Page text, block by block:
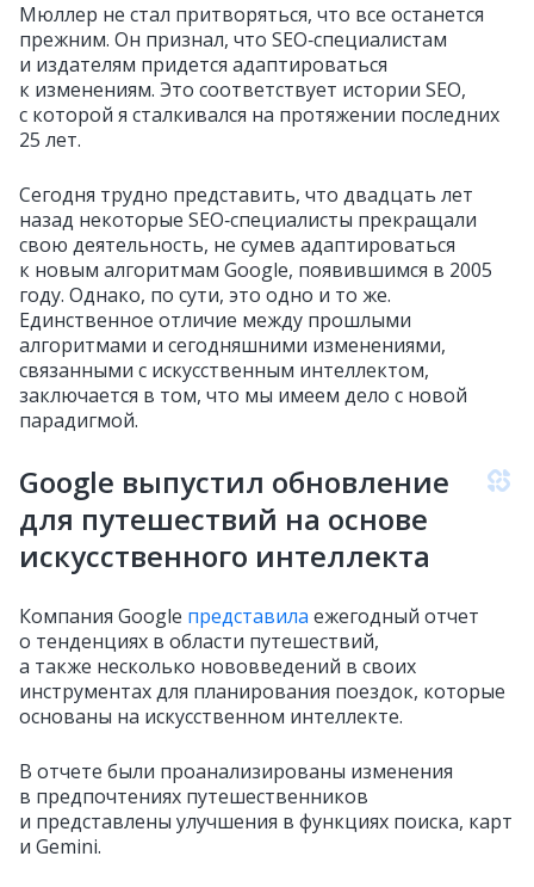
Мюллер не стал притворяться, что все останется
прежним. Он признал, что SEO‑специалистам
и издателям придется адаптироваться
к изменениям. Это соответствует истории SEO,
с которой я сталкивался на протяжении последних
25 лет.
Сегодня трудно представить, что двадцать лет
назад некоторые SEO‑специалисты прекращали
свою деятельность, не сумев адаптироваться
к новым алгоритмам Google, появившимся в 2005
году. Однако, по сути, это одно и то же.
Единственное отличие между прошлыми
алгоритмами и сегодняшними изменениями,
связанными с искусственным интеллектом,
заключается в том, что мы имеем дело с новой
парадигмой.
Google выпустил обновление
для путешествий на основе
искусственного интеллекта
Компания Google представила ежегодный отчет
о тенденциях в области путешествий,
а также несколько нововведений в своих
инструментах для планирования поездок, которые
основаны на искусственном интеллекте.
В отчете были проанализированы изменения
в предпочтениях путешественников
и представлены улучшения в функциях поиска, карт
и Gemini.